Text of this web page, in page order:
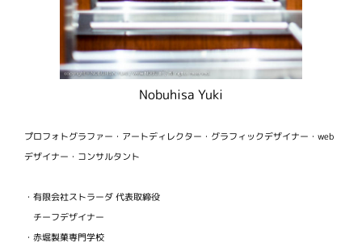
Nobuhisa Yuki
プロフォトグラファー・アートディレクター・グラフィックデザイナー・web
デザイナー・コンサルタント
・有限会社ストラーダ 代表取締役
チーフデザイナー
・赤堀製菓専門学校